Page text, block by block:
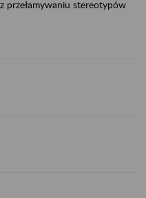
przełamywaniu stereotypów